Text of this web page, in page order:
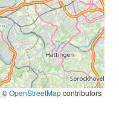
©OpenStreetMapcontributors